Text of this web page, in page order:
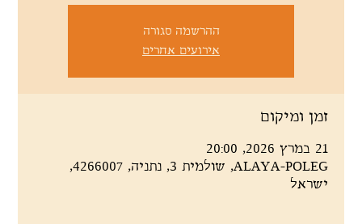
ההרשמה סגורה
אירועים אחרים
זמן ומיקום
21 במרץ 2026, 20:00
ALAYA-POLEG, שולמית 3, נתניה, 4266007,
ישראל